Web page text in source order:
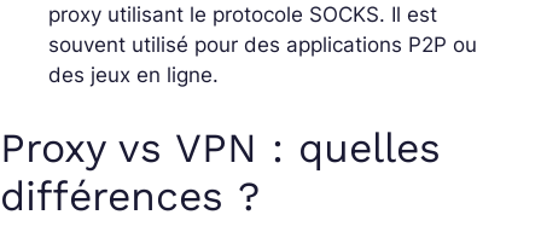
proxy utilisant le protocole SOCKS. Il est
souvent utilisé pour des applications P2P ou
des jeux en ligne.
Proxy vs VPN : quelles
différences ?